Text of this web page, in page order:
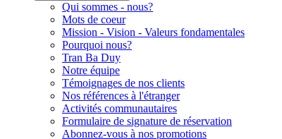
Qui sommes - nous?
Mots de coeur
Mission - Vision - Valeurs fondamentales
Pourquoi nous?
Tran Ba Duy
Notre équipe
Témoignages de nos clients
Nos références à l'étranger
Activités communautaires
Formulaire de signature de réservation
Abonnez-vous à nos promotions